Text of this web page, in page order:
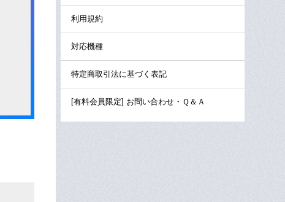
利用規約
対応機種
特定商取引法に基づく表記
[有料会員限定] お問い合わせ・Ｑ＆Ａ